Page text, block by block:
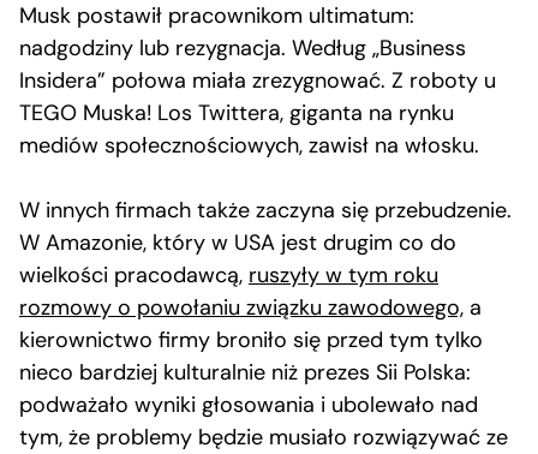
Musk postawił pracownikom ultimatum:
nadgodziny lub rezygnacja. Według „Business
Insidera” połowa miała zrezygnować. Z roboty u
TEGO Muska! Los Twittera, giganta na rynku
mediów społecznościowych, zawisł na włosku.
W innych firmach także zaczyna się przebudzenie.
W Amazonie, który w USA jest drugim co do
wielkości pracodawcą, ruszyły w tym roku
rozmowy o powołaniu związku zawodowego, a
kierownictwo firmy broniło się przed tym tylko
nieco bardziej kulturalnie niż prezes Sii Polska:
podważało wyniki głosowania i ubolewało nad
tym, że problemy będzie musiało rozwiązywać ze